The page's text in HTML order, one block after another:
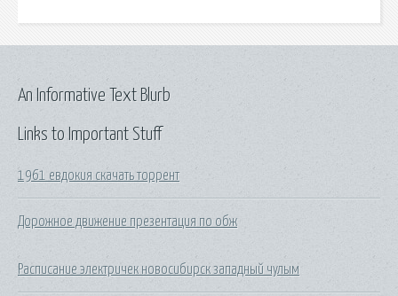
Links to Important Stuff
1961 евдокия скачать торрент
Дорожное движение презентация по обж
Расписание электричек новосибирск западный чулым
An Informative Text Blurb